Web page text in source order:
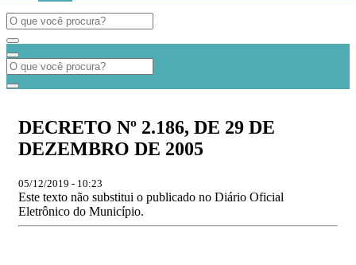
DECRETO Nº 2.186, DE 29 DE
DEZEMBRO DE 2005
05/12/2019 - 10:23
Este texto não substitui o publicado no Diário Oficial
Eletrônico do Município.